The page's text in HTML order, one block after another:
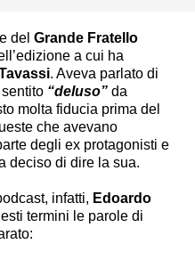
del Grande Fratello
a cui ha
. Aveva parlato di
“deluso” da
molta fiducia prima del
che avevano
degli ex protagonisti e
deciso di dire la sua.
infatti, Edoardo
termini le parole di